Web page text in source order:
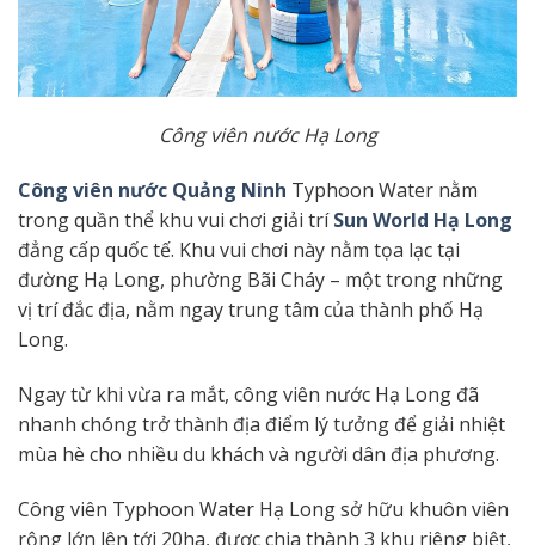
Công viên nước Hạ Long
Công viên nước Quảng Ninh Typhoon Water nằm
trong quần thể khu vui chơi giải tríSun World Hạ Long
đẳng cấp quốc tế. Khu vui chơi này nằm tọa lạc tại
đường Hạ Long, phường Bãi Cháy – một trong những
vị trí đắc địa, nằm ngay trung tâm của thành phố Hạ
Long.
Ngay từ khi vừa ra mắt, công viên nước Hạ Long đã
nhanh chóng trở thành địa điểm lý tưởng để giải nhiệt
mùa hè cho nhiều du khách và người dân địa phương.
Công viên Typhoon Water Hạ Long sở hữu khuôn viên
rộng lớn lên tới 20ha, được chia thành 3 khu riêng biệt,